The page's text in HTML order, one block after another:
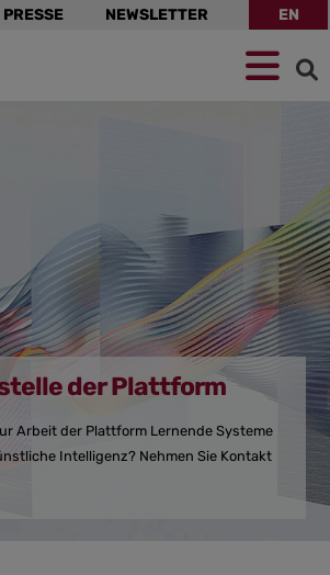
überspringen
PRESSE NEWSLETTER EN
der Plattform
Arbeit der Plattform Lernende Systeme
Intelligenz? Nehmen Sie Kontakt